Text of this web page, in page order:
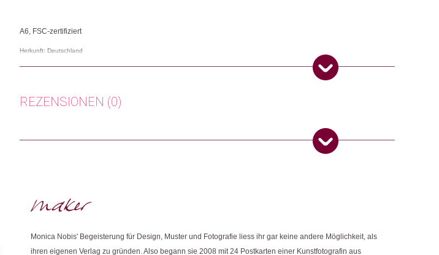
A6, FSC-zertifiziert
Herkunft: Deutschland
Artikelnummer: 112257.06
REZENSIONEN (0)
Monica Nobis' Begeisterung für Design, Muster und Fotografie liess ihr gar keine andere Möglichkeit, als
ihren eigenen Verlag zu gründen. Also begann sie 2008 mit 24 Postkarten einer Kunstfotografin aus